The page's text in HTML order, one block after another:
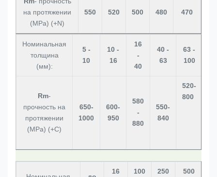
на протяжении
(MPa) (+N)
550 520 500 480 470
Номинальная
толщина
(мм):
5 -
10
10 -
16
16
-
40
40 -
63
63 -
100
Rm-
прочность на
протяжении
(MPa) (+C)
650-
1000
600-
950
580
-
880
550-
840
520-
800
16
100
250
500